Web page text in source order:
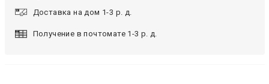
Доставка на дом 1-3 р. д.
Получение в почтомате 1-3 р. д.